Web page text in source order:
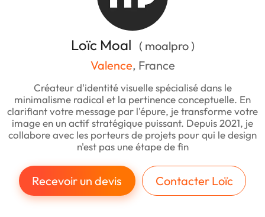
Loïc Moal ( moalpro )
Valence, France
Créateur d'identité visuelle spécialisé dans le
minimalisme radical et la pertinence conceptuelle. En
clarifiant votre message par l'épure, je transforme votre
image en un actif stratégique puissant. Depuis 2021, je
collabore avec les porteurs de projets pour qui le design
n'est pas une étape de fin
Recevoir un devis Contacter Loïc